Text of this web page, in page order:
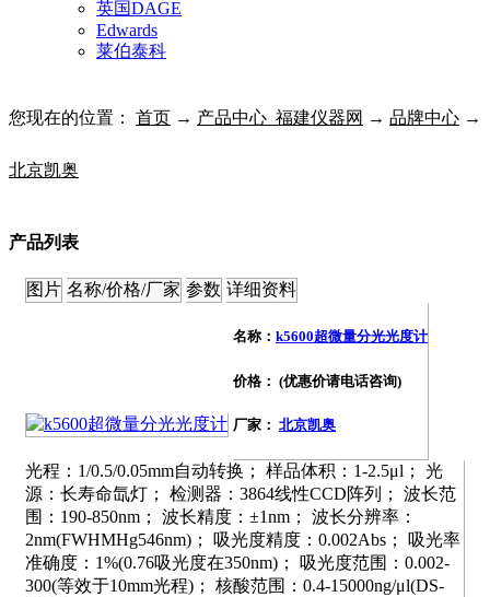
英国DAGE
Edwards
莱伯泰科
您现在的位置： 首页 → 产品中心_福建仪器网 → 品牌中心 →
北京凯奥
产品列表
图片 名称/价格/厂家 参数 详细资料
名称： k5600超微量分光光度计
价格： (优惠价请电话咨询)
厂家： 北京凯奥
光程：1/0.5/0.05mm自动转换； 样品体积：1-2.5μl； 光
源：长寿命氙灯； 检测器：3864线性CCD阵列； 波长范
围：190-850nm； 波长精度：±1nm； 波长分辨率：
2nm(FWHMHg546nm)； 吸光度精度：0.002Abs； 吸光率
准确度：1%(0.76吸光度在350nm)； 吸光度范围：0.002-
300(等效于10mm光程)； 核酸范围：0.4-15000ng/μl(DS-